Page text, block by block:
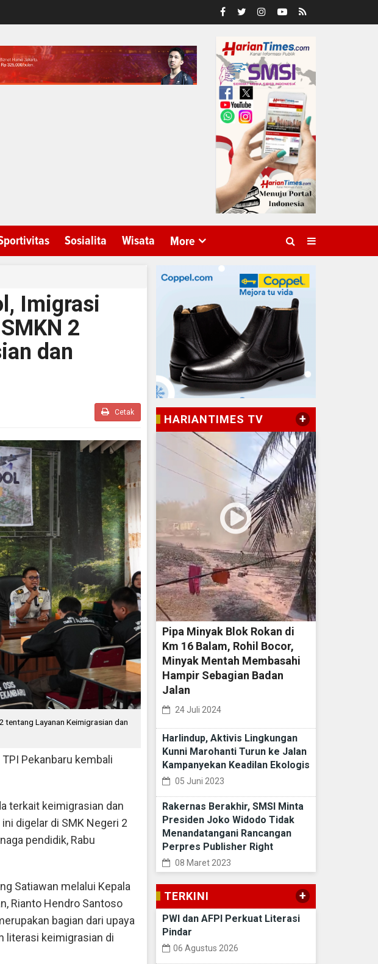
Sosialita Wisata More
Imigrasi
2
dan
Cetak
tentang Layanan Keimigrasian dan
Pekanbaru kembali
terkait keimigrasian dan
digelar di SMK Negeri 2
pendidik, Rabu
Satiawan melalui Kepala
Rianto Hendro Santoso
bagian dari upaya
literasi keimigrasian di
HARIANTIMES TV +
Pipa Minyak Blok Rokan di
Km 16 Balam, Rohil Bocor,
Minyak Mentah Membasahi
Hampir Sebagian Badan
Jalan
24 Juli 2024
Harlindup, Aktivis Lingkungan
Kunni Marohanti Turun ke Jalan
Kampanyekan Keadilan Ekologis
05 Juni 2023
Rakernas Berakhir, SMSI Minta
Presiden Joko Widodo Tidak
Menandatangani Rancangan
Perpres Publisher Right
08 Maret 2023
TERKINI +
PWI dan AFPI Perkuat Literasi
Pindar
06 Agustus 2026